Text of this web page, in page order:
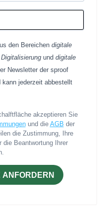
den Bereichen digitale
und digitale
Newsletter der sproof
jederzeit abbestellt
akzeptieren Sie
und die AGB der
die Zustimmung, Ihre
die Beantwortung Ihrer